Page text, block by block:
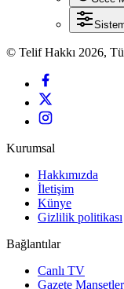
© Telif Hakkı 2026,
Kurumsal
Hakkımızda
İletişim
Künye
Gizlilik politikası
Bağlantılar
Canlı TV
Gazete